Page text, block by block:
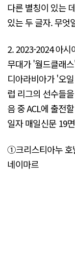
다른 별칭이 있는
있는 두 글자. 무엇
2. 2023-2024 아시
무대가 '월드클래
디아라비아가 '오
럽 리그의 선수들
음 중 ACL에 출전
일자 매일신문 19
①크리스티아누
네이마르